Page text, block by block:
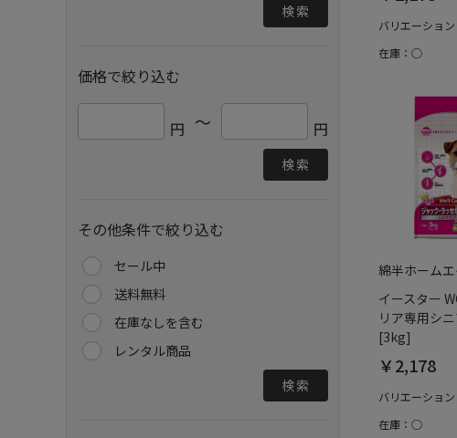
検索
価格で絞り込む
円 ～ 円
検索
その他条件で絞り込む
セール中
送料無料
在庫なしを含む
レンタル商品
検索
バリエーショ
在庫：○
綿半ホーム
イースター
リア専用シ
[3kg]
￥2,178
バリエーショ
在庫：○